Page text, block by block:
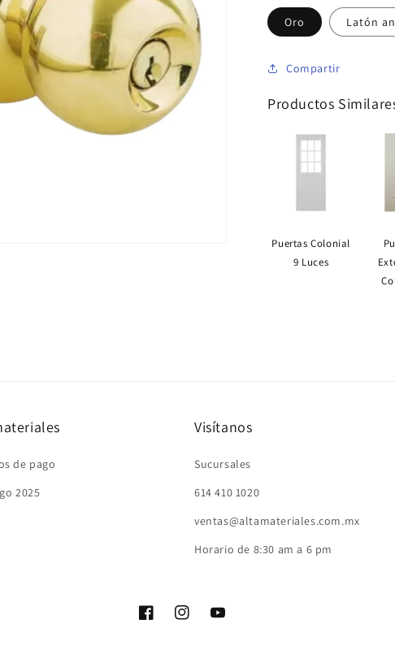
Oro Latón
Compartir
Productos
Puertas Colonial
9 Luces
de pago
2025
Visítanos
Sucursales
614 410 1020
ventas@altamateriales.com.mx
Horario de 8:30 am a 6 pm
FacebookInstagramYouTube